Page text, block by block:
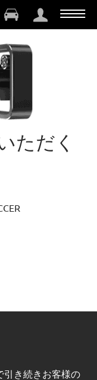
ただく
引き続きお客様の